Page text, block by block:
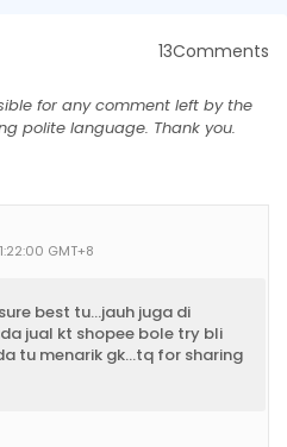
13Comments
for any comment left by the
polite language. Thank you.
GMT+8
best tu...jauh juga di
jual kt shopee bole try bli
tu menarik gk...tq for sharing